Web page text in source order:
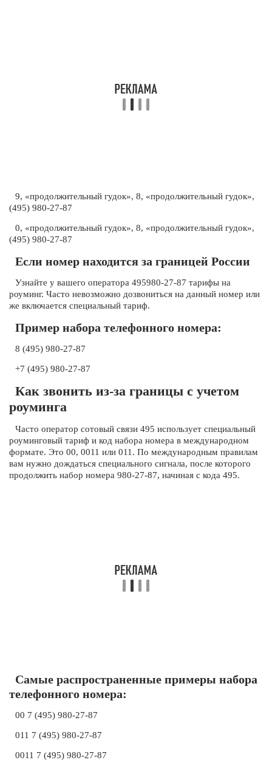
9, «продолжительный гудок», 8, «продолжительный гудок»,
(495) 980-27-87
0, «продолжительный гудок», 8, «продолжительный гудок»,
(495) 980-27-87
Если номер находится за границей России
Узнайте у вашего оператора 495980-27-87 тарифы на
роуминг. Часто невозможно дозвониться на данный номер или
же включается специальный тариф.
Пример набора телефонного номера:
8 (495) 980-27-87
+7 (495) 980-27-87
Как звонить из-за границы с учетом
роуминга
Часто оператор сотовый связи 495 использует специальный
роуминговый тариф и код набора номера в международном
формате. Это 00, 0011 или 011. По международным правилам
вам нужно дождаться специального сигнала, после которого
продолжить набор номера 980-27-87, начиная с кода 495.
Самые распространенные примеры набора
телефонного номера:
00 7 (495) 980-27-87
011 7 (495) 980-27-87
0011 7 (495) 980-27-87